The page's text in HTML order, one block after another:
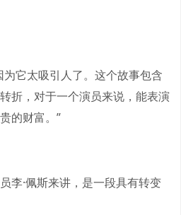
它太吸引人了。这个故事包含
折，对于一个演员来说，能表演
的财富。”
李·佩斯来讲，是一段具有转变